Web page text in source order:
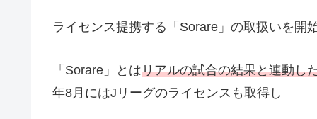
ライセンス提携する「Sorare」の取扱いを開
「Sorare」とはリアルの試合の結果と連動し
年8月にはJリーグのライセンスも取得し